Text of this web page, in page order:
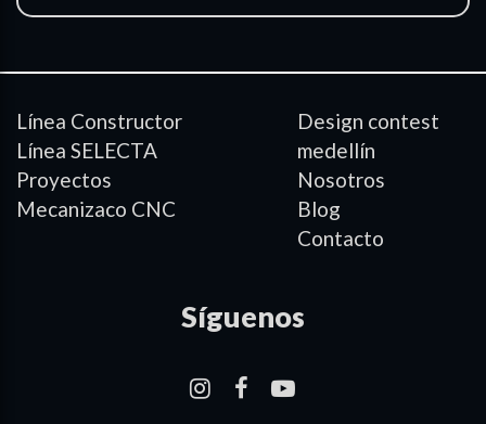
Línea Constructor
Línea SELECTA
Proyectos
Mecanizaco CNC
Design contest
medellín
Nosotros
Blog
Contacto
Síguenos
– – –